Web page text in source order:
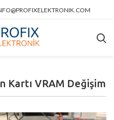
Kartı VRAM Değişim